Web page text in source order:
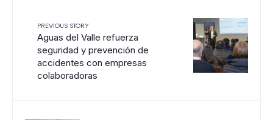
PREVIOUS STORY
Aguas del Valle refuerza
seguridad y prevención de
accidentes con empresas
colaboradoras